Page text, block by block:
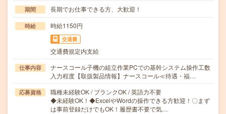
期間 長期でお仕事できる方、大歓迎！
時給 時給1150円
交通費
交通費規定内支給
仕事内容
ナースコール子機の組立作業PCでの基幹システム操作工数
入力程度【取扱製品情報】ナースコール≪待遇・福…
応募資格
職種未経験OK / ブランクOK / 英語力不要
◆未経験OK！◆ExcelやWordの操作できる方歓迎！〇まず
は事前登録だけでもOK！履歴書不要で気…